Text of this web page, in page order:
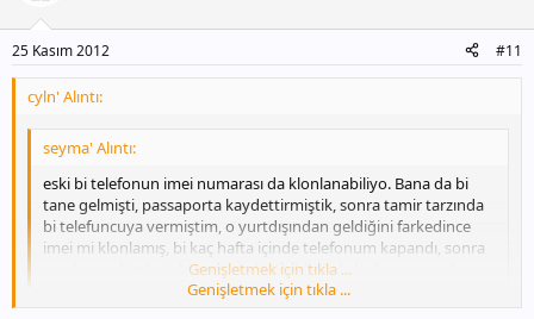
25 Kasım 2012 #11
cyln' Alıntı:
seyma' Alıntı:
eski bi telefonun imei numarası da klonlanabiliyo. Bana da bi
tane gelmişti, passaporta kaydettirmiştik, sonra tamir tarzında
bi telefuncuya vermiştim, o yurtdışından geldiğini farkedince
imei mi klonlamış, bi kaç hafta içinde telefonum kapandı, sonra
mecburen bizde öyle yapmıştık. 4 yıldır öyle kullanıyorum ben...
Genişletmek için tıkla ...
doğruluğunu bilmediğim bir konu var.
Genişletmek için tıkla ...